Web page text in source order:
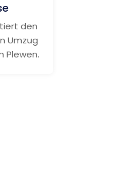
den
Umzug
Plewen.